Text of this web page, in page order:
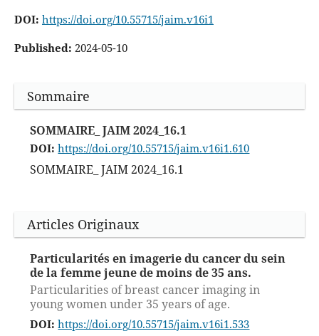
DOI: https://doi.org/10.55715/jaim.v16i1
Published: 2024-05-10
Sommaire
SOMMAIRE_ JAIM 2024_16.1
DOI: https://doi.org/10.55715/jaim.v16i1.610
SOMMAIRE_ JAIM 2024_16.1
Articles Originaux
Particularités en imagerie du cancer du sein
de la femme jeune de moins de 35 ans.
Particularities of breast cancer imaging in
young women under 35 years of age.
DOI: https://doi.org/10.55715/jaim.v16i1.533